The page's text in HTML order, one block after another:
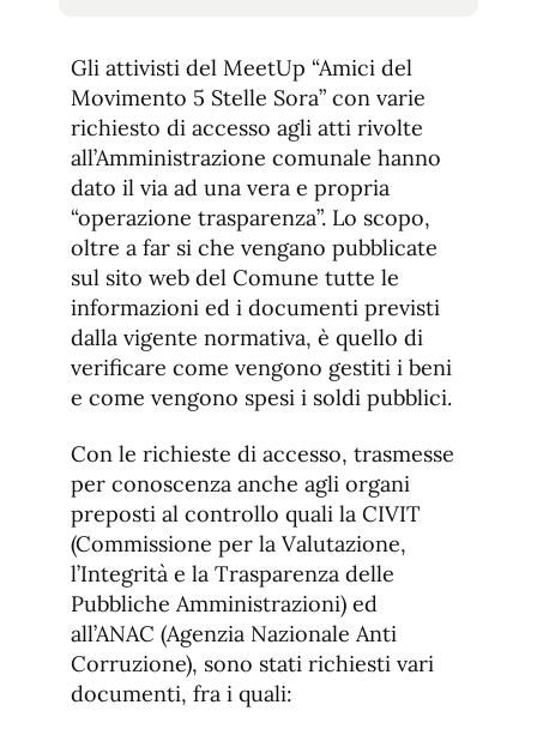
de
fuente
de
fuente.
Gli attivisti del MeetUp “Amici del
Movimento 5 Stelle Sora” con varie
richiesto di accesso agli atti rivolte
all’Amministrazione comunale hanno
dato il via ad una vera e propria
“operazione trasparenza”. Lo scopo,
oltre a far si che vengano pubblicate
sul sito web del Comune tutte le
informazioni ed i documenti previsti
dalla vigente normativa, è quello di
verificare come vengono gestiti i beni
e come vengono spesi i soldi pubblici.
Con le richieste di accesso, trasmesse
per conoscenza anche agli organi
preposti al controllo quali la CIVIT
(Commissione per la Valutazione,
l’Integrità e la Trasparenza delle
Pubbliche Amministrazioni) ed
all’ANAC (Agenzia Nazionale Anti
Corruzione), sono stati richiesti vari
documenti, fra i quali: